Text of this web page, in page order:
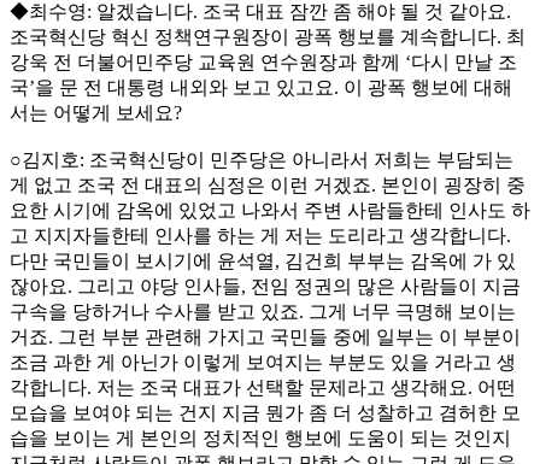
◆최수영: 알겠습니다. 조국 대표 잠깐 좀 해야 될 것 같아요.
조국혁신당 혁신 정책연구원장이 광폭 행보를 계속합니다. 최
강욱 전 더불어민주당 교육원 연수원장과 함께 ‘다시 만날 조
국’을 문 전 대통령 내외와 보고 있고요. 이 광폭 행보에 대해
서는 어떻게 보세요?
○김지호: 조국혁신당이 민주당은 아니라서 저희는 부담되는
게 없고 조국 전 대표의 심정은 이런 거겠죠. 본인이 굉장히 중
요한 시기에 감옥에 있었고 나와서 주변 사람들한테 인사도 하
고 지지자들한테 인사를 하는 게 저는 도리라고 생각합니다.
다만 국민들이 보시기에 윤석열, 김건희 부부는 감옥에 가 있
잖아요. 그리고 야당 인사들, 전임 정권의 많은 사람들이 지금
구속을 당하거나 수사를 받고 있죠. 그게 너무 극명해 보이는
거죠. 그런 부분 관련해 가지고 국민들 중에 일부는 이 부분이
조금 과한 게 아닌가 이렇게 보여지는 부분도 있을 거라고 생
각합니다. 저는 조국 대표가 선택할 문제라고 생각해요. 어떤
모습을 보여야 되는 건지 지금 뭔가 좀 더 성찰하고 겸허한 모
습을 보이는 게 본인의 정치적인 행보에 도움이 되는 것인지